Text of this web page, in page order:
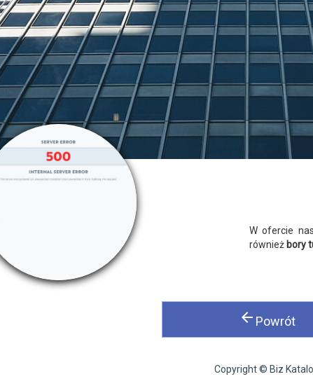
W ofercie
również bory
arrow_back Powrót
Copyright © Biz